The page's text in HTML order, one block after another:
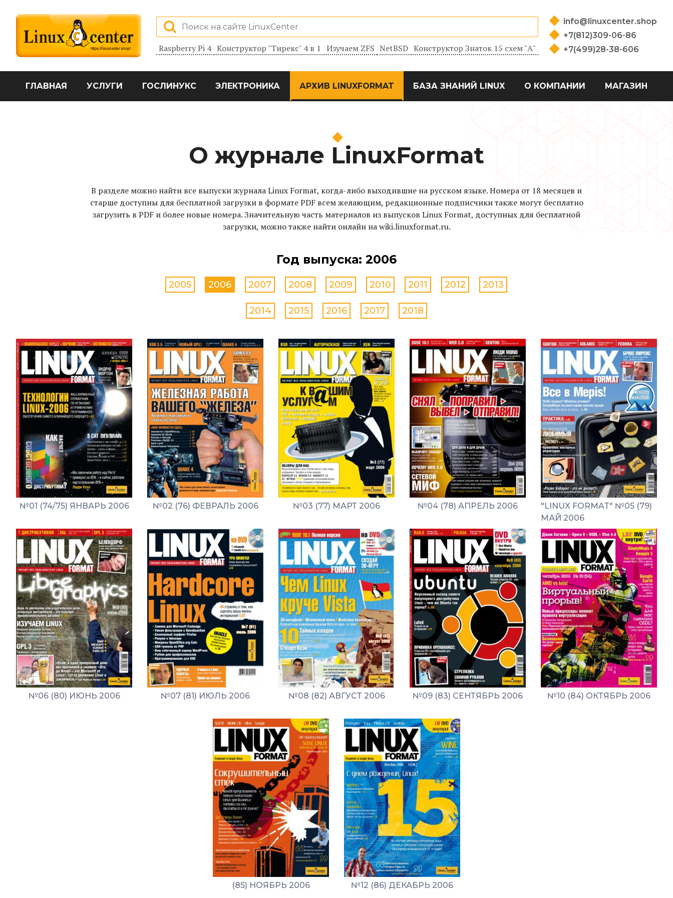
Raspberry Pi 4 Конструктор "Тирекс" 4 в 1 Изучаем ZFS NetBSD Конструктор Знаток 15 схем "А"
info@linuxcenter.shop
+7(812)309-06-86
+7(499)28-38-606
ГЛАВНАЯ УСЛУГИ ГОСЛИНУКС ЭЛЕКТРОНИКА АРХИВ LINUXFORMAT БАЗА ЗНАНИЙ LINUX О КОМПАНИИ МАГАЗИН
Архив журнала LinuxFormat
О журнале LinuxFormat
В разделе можно найти все выпуски журнала Linux Format, когда-либо выходившие на русском языке. Номера от 18 месяцев и
старше доступны для бесплатной загрузки в формате PDF всем желающим, редакционные подписчики также могут бесплатно
загрузить в PDF и более новые номера. Значительную часть материалов из выпусков Linux Format, доступных для бесплатной
загрузки, можно также найти онлайн на wiki.linuxformat.ru.
Год выпуска: 2006
2005 2006 2007 2008 2009 2010 2011 2012 2013
2014 2015 2016 2017 2018
№01 (74/75) ЯНВАРЬ 2006 №02 (76) ФЕВРАЛЬ 2006 №03 (77) МАРТ 2006 №04 (78) АПРЕЛЬ 2006
"LINUX FORMAT" №05 (79)
МАЙ 2006
№06 (80) ИЮНЬ 2006 №07 (81) ИЮЛЬ 2006 №08 (82) АВГУСТ 2006 №09 (83) СЕНТЯБРЬ 2006 №10 (84) ОКТЯБРЬ 2006
(85) НОЯБРЬ 2006 №12 (86) ДЕКАБРЬ 2006